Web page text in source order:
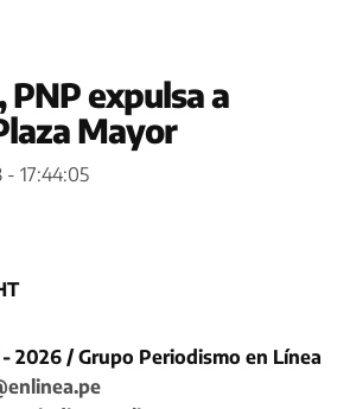
expulsa a
Mayor
- 17:44:05
2026 / Grupo Periodismo en Línea